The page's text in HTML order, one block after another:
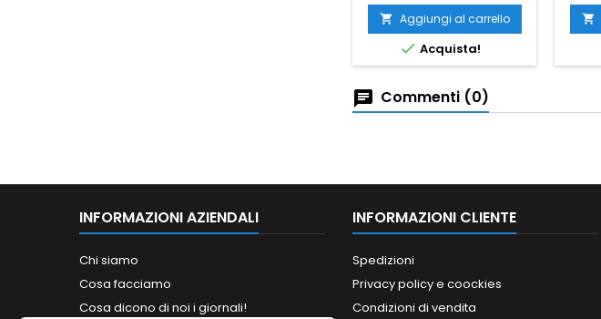
 Aggiungi al carrello
 Acquista!

Commenti (0)
INFORMAZIONI AZIENDALI
Chi siamo
Cosa facciamo
Cosa dicono di noi i giornali!
INFORMAZIONI CLIENTE
Spedizioni
Privacy policy e coockies
Condizioni di vendita